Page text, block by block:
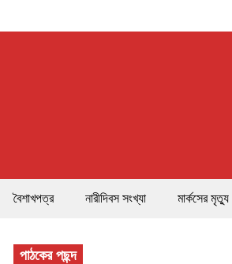
বৈশাখপত্র নারীদিবস সংখ্যা মার্কসের মৃত্যু
পাঠকের পছন্দ